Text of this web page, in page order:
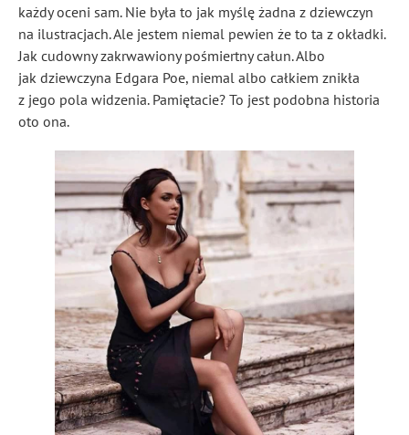
każdy oceni sam. Nie była to jak myślę żadna z dziewczyn
na ilustracjach. Ale jestem niemal pewien że to ta z okładki.
Jak cudowny zakrwawiony pośmiertny całun. Albo
jak dziewczyna Edgara Poe, niemal albo całkiem znikła
z jego pola widzenia. Pamiętacie? To jest podobna historia
oto ona.